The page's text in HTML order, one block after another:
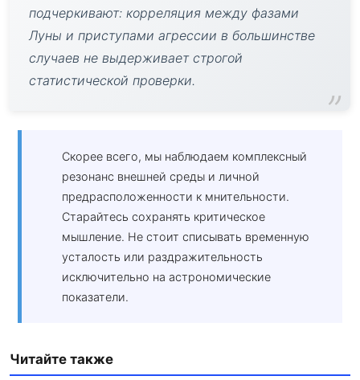
подчеркивают: корреляция между фазами
Луны и приступами агрессии в большинстве
случаев не выдерживает строгой
статистической проверки.
Скорее всего, мы наблюдаем комплексный
резонанс внешней среды и личной
предрасположенности к мнительности.
Старайтесь сохранять критическое
мышление. Не стоит списывать временную
усталость или раздражительность
исключительно на астрономические
показатели.
Читайте также